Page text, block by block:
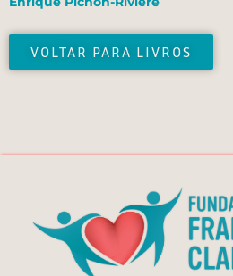
VOLTAR PARA LIVROS